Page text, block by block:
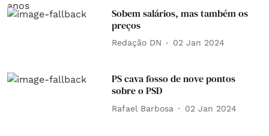
Sobem salários, mas também os
preços
Redação DN 02 Jan 2024
PS cava fosso de nove pontos
sobre o PSD
Rafael Barbosa 02 Jan 2024